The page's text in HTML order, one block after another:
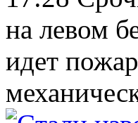
на левом
идет